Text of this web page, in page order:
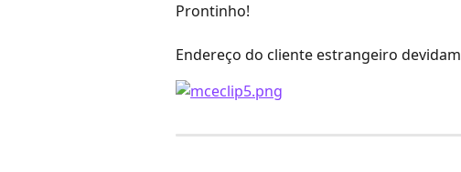
Prontinho!
Endereço do cliente estrangeiro